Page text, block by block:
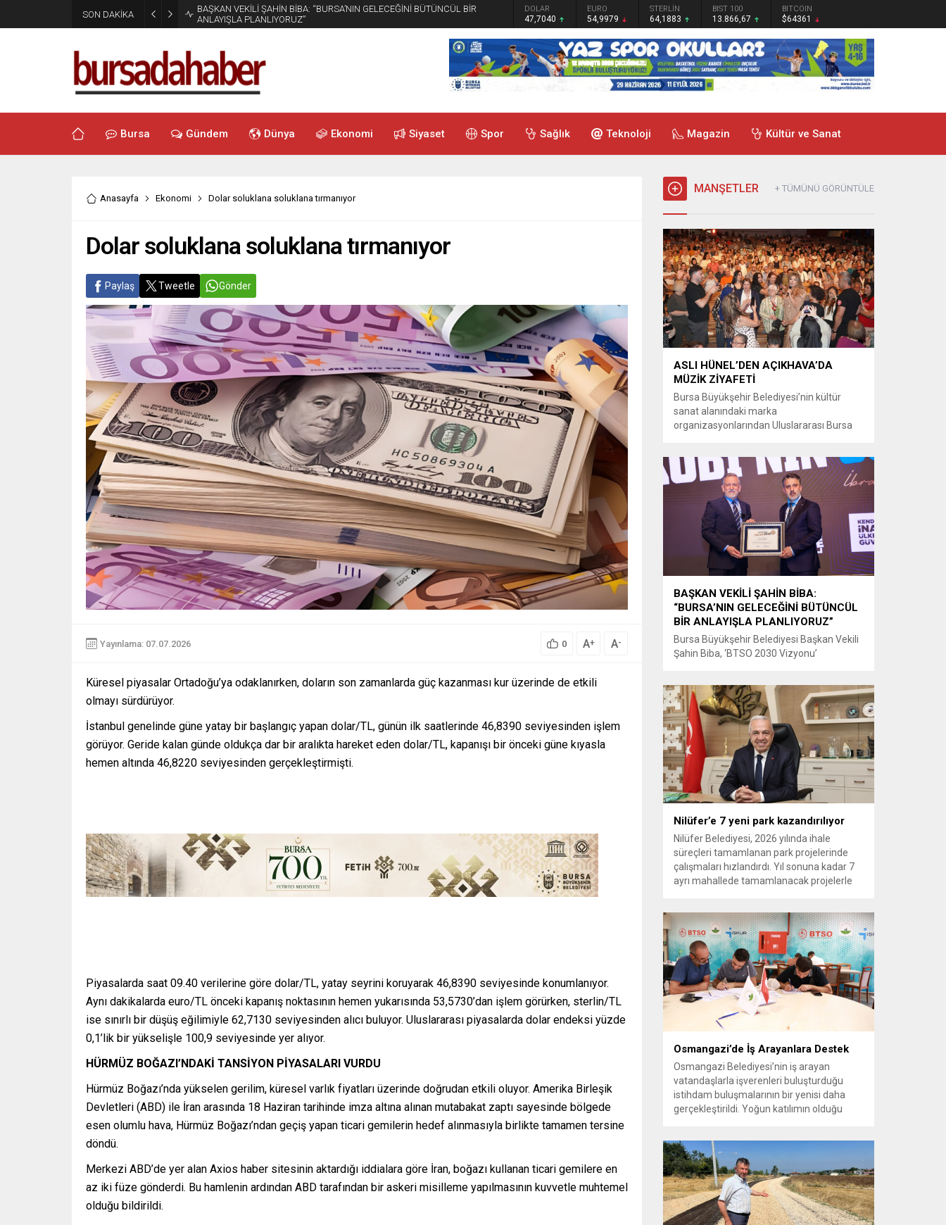
SON DAKİKA
BAŞKAN VEKİLİ ŞAHİN BİBA: “BURSA’NIN GELECEĞİNİ BÜTÜNCÜL BİR
ANLAYIŞLA PLANLIYORUZ”
GRAM ALTIN DOLAR
47,7040
EURO
54,9979
STERLİN
64,1883
BIST 100
13.866,67
BITCOIN
$64361
Bursa Gündem Dünya Ekonomi Siyaset Spor Sağlık Teknoloji Magazin Kültür ve Sanat
Anasayfa Ekonomi Dolar soluklana soluklana tırmanıyor
Dolar soluklana soluklana tırmanıyor
Paylaş Tweetle Gönder
Yayınlama: 07.07.2026 0 A+ A-
Küresel piyasalar Ortadoğu’ya odaklanırken, doların son zamanlarda güç kazanması kur üzerinde de etkili
olmayı sürdürüyor.
İstanbul genelinde güne yatay bir başlangıç yapan dolar/TL, günün ilk saatlerinde 46,8390 seviyesinden işlem
görüyor. Geride kalan günde oldukça dar bir aralıkta hareket eden dolar/TL, kapanışı bir önceki güne kıyasla
hemen altında 46,8220 seviyesinden gerçekleştirmişti.
Piyasalarda saat 09.40 verilerine göre dolar/TL, yatay seyrini koruyarak 46,8390 seviyesinde konumlanıyor.
Aynı dakikalarda euro/TL önceki kapanış noktasının hemen yukarısında 53,5730’dan işlem görürken, sterlin/TL
ise sınırlı bir düşüş eğilimiyle 62,7130 seviyesinden alıcı buluyor. Uluslararası piyasalarda dolar endeksi yüzde
0,1’lik bir yükselişle 100,9 seviyesinde yer alıyor.
HÜRMÜZ BOĞAZI’NDAKİ TANSİYON PİYASALARI VURDU
Hürmüz Boğazı’nda yükselen gerilim, küresel varlık fiyatları üzerinde doğrudan etkili oluyor. Amerika Birleşik
Devletleri (ABD) ile İran arasında 18 Haziran tarihinde imza altına alınan mutabakat zaptı sayesinde bölgede
esen olumlu hava, Hürmüz Boğazı’ndan geçiş yapan ticari gemilerin hedef alınmasıyla birlikte tamamen tersine
döndü.
Merkezi ABD’de yer alan Axios haber sitesinin aktardığı iddialara göre İran, boğazı kullanan ticari gemilere en
az iki füze gönderdi. Bu hamlenin ardından ABD tarafından bir askeri misilleme yapılmasının kuvvetle muhtemel
olduğu bildirildi.
MANŞETLER + TÜMÜNÜ GÖRÜNTÜLE
ASLI HÜNEL’DEN AÇIKHAVA’DA
MÜZİK ZİYAFETİ
Bursa Büyükşehir Belediyesi’nin kültür
sanat alanındaki marka
organizasyonlarından Uluslararası Bursa
Büyükşehir Belediyesi adına Bursa Kültür
Sanat ve Turizm Vakfı (BKSTV) tarafından
bu yıl 64’üncüsü düzenlenen Uluslararası
Bursa Festivali, sevilen sanatçı Aslı Hünel’i
müzikseverlerle buluşturdu. Uludağ İçecek
ana sponsorluğunda düzenlenen...
BAŞKAN VEKİLİ ŞAHİN BİBA:
“BURSA’NIN GELECEĞİNİ BÜTÜNCÜL
BİR ANLAYIŞLA PLANLIYORUZ”
Bursa Büyükşehir Belediyesi Başkan Vekili
Şahin Biba, ‘BTSO 2030 Vizyonu’
programında, “Bursa’mızın ulaşım ve
turizm master planlarını vatandaşlarımızın
konforunu ve güvenliğini esas alarak
hazırlıyoruz. Çevre düzeni planı
çalışmalarımızı da şehrimizin gelecek
yıllardaki gelişimini bütüncül bir anlayışla
yönlendirecek şekilde sürdürüyoruz. KOBİ
OSB de...
Nilüfer’e 7 yeni park kazandırılıyor
Nilüfer Belediyesi, 2026 yılında ihale
süreçleri tamamlanan park projelerinde
çalışmaları hızlandırdı. Yıl sonuna kadar 7
ayrı mahallede tamamlanacak projelerle
Belediyesi, ilçe genelinde kişi başına düşen
yeşil alan miktarını artırmak ve
vatandaşlara yeni yaşam alanları sunmak
amacıyla yürüttüğü park çalışmalarını
sürdürüyor....
Osmangazi’de İş Arayanlara Destek
Osmangazi Belediyesi’nin iş arayan
vatandaşlarla işverenleri buluşturduğu
istihdam buluşmalarının bir yenisi daha
gerçekleştirildi. Yoğun katılımın olduğu
değerlendirmelerin ardından iş sahibi oldu.
Osmangazi Belediyesi’nin, Bursa Ticaret
ve Sanayi Odası (BTSO) ve İŞKUR iş
birliğiyle yıl boyunca sürdürdüğü istihdam
buluşmaları yoğun ilgi görmeye devam...